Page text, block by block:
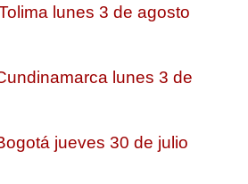
lunes 3 de agosto
lunes 3 de
jueves 30 de julio